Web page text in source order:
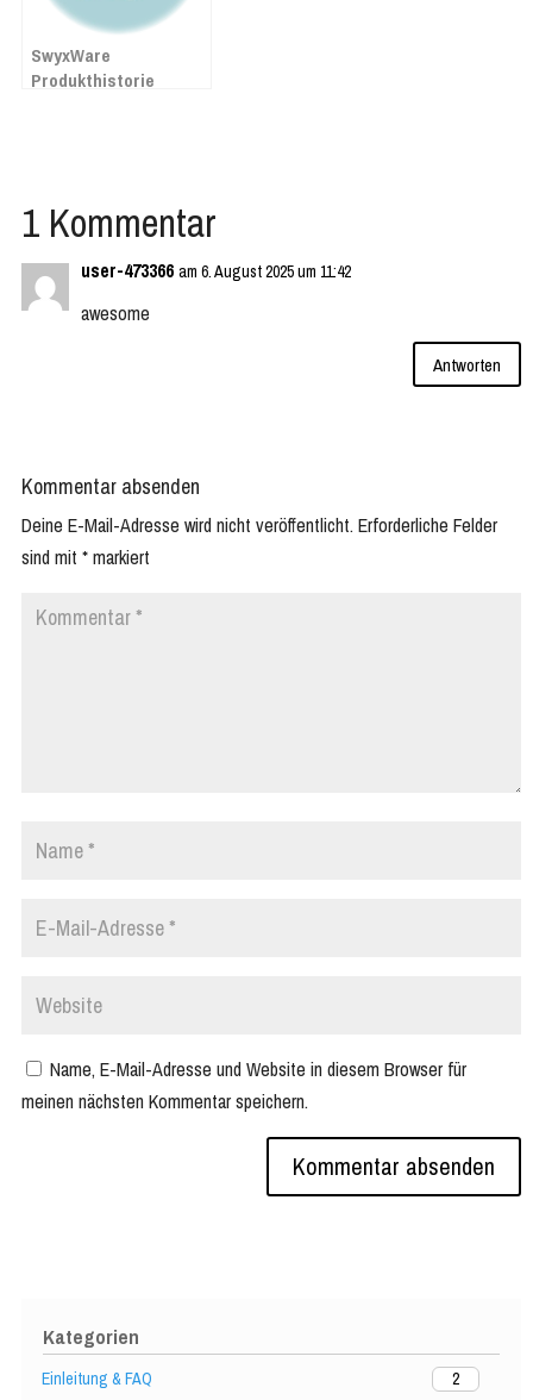
Kategorien
Einleitung & FAQ 2
SwyxWare
Produkthistorie
1 Kommentar
user-473366 am 6. August 2025 um 11:42
awesome
Antworten
Kommentar absenden
Deine E-Mail-Adresse wird nicht veröffentlicht. Erforderliche Felder
sind mit *markiert
Name, E-Mail-Adresse und Website in diesem Browser für
meinen nächsten Kommentar speichern.